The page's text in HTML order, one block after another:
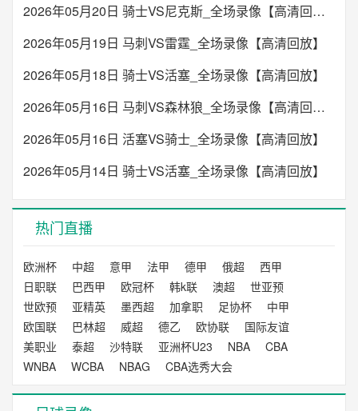
2026年05月20日 骑士VS尼克斯_全场录像【高清回放】
2026年05月19日 马刺VS雷霆_全场录像【高清回放】
2026年05月18日 骑士VS活塞_全场录像【高清回放】
2026年05月16日 马刺VS森林狼_全场录像【高清回放】
2026年05月16日 活塞VS骑士_全场录像【高清回放】
2026年05月14日 骑士VS活塞_全场录像【高清回放】
热门直播
欧洲杯 中超 意甲 法甲 德甲 俄超
西甲
日职联
巴西甲 欧冠杯 韩k联 澳超
世亚预
世欧预
亚精英 墨西超 加拿职 足协杯
中甲
欧国联
巴林超 威超 德乙 欧协联
国际友谊
美职业
泰超 沙特联 亚洲杯U23 NBA
CBA
WNBA
WCBA NBAG CBA选秀大会